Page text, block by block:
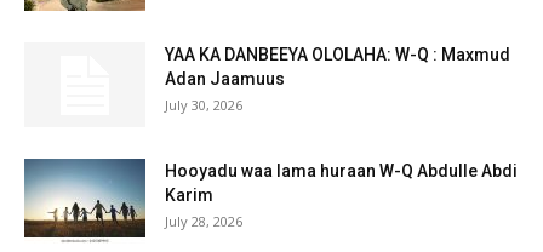
YAA KA DANBEEYA OLOLAHA: W-Q : Maxmud
Adan Jaamuus
July 30, 2026
Hooyadu waa lama huraan W-Q Abdulle Abdi
Karim
July 28, 2026